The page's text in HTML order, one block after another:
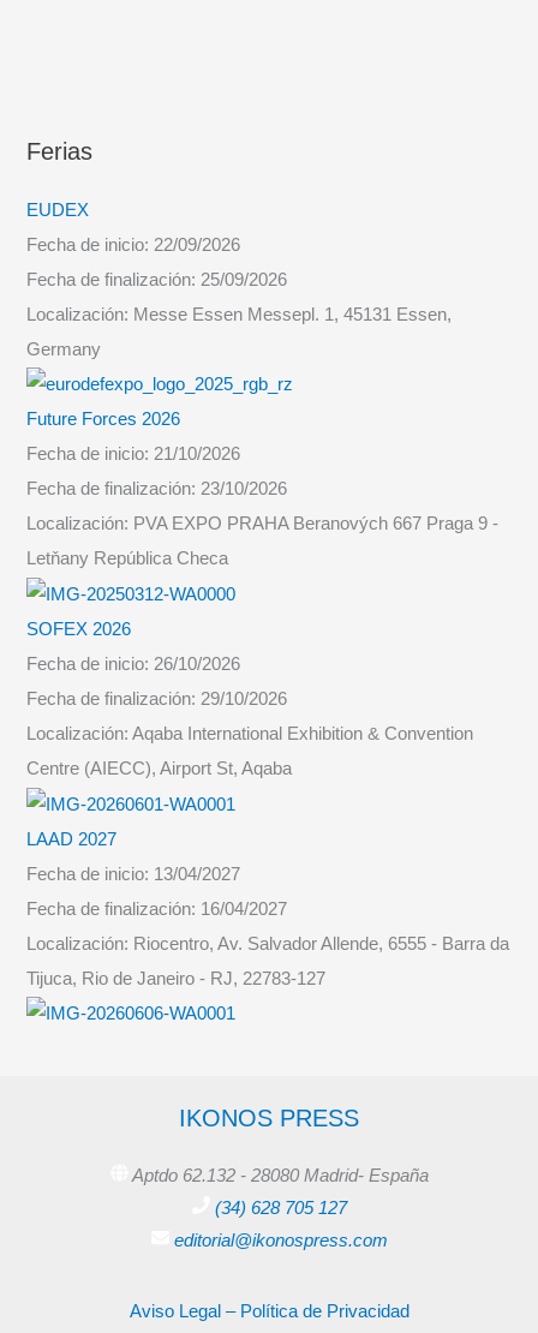
Ferias
EUDEX
Fecha de inicio: 22/09/2026
Fecha de finalización: 25/09/2026
Localización: Messe Essen Messepl. 1, 45131 Essen,
Germany
Future Forces 2026
Fecha de inicio:21/10/2026
Fecha de finalización:23/10/2026
Localización: PVA EXPO PRAHA Beranových 667 Praga 9 -
Letňany República Checa
SOFEX 2026
Fecha de inicio: 26/10/2026
Fecha de finalización: 29/10/2026
Localización:Aqaba International Exhibition & Convention
Centre (AIECC), Airport St, Aqaba
LAAD 2027
Fecha de inicio: 13/04/2027
Fecha de finalización: 16/04/2027
Localización: Riocentro, Av. Salvador Allende, 6555 - Barra da
Tijuca, Rio de Janeiro - RJ, 22783-127
IKONOS PRESS
Aptdo 62.132 - 28080 Madrid- España
(34) 628 705 127
editorial@ikonospress.com
Aviso Legal – Política de Privacidad